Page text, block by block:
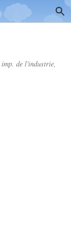
imp. de l'industrie,